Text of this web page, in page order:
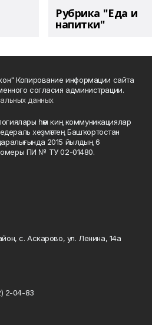
Рубрика "Еда и
напитки"
Копирование информации сайта
согласия администрации.
данных
һәм киң коммуникациялар
хеҙмәттең Башҡортостан
2015 йылдың 6
номеры ПИ № ТУ 02-01480.
с. Аскарово, ул. Ленина, 14а
2-04-83